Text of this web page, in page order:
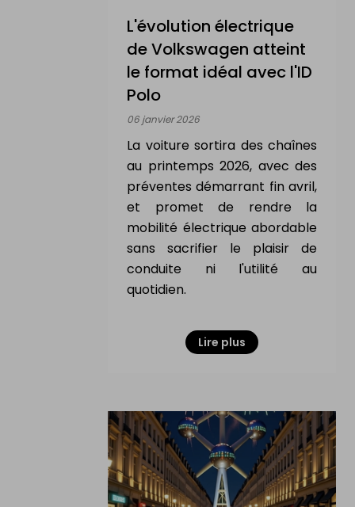
L'évolution électrique
de Volkswagen atteint
le format idéal avec l'ID
Polo
06 janvier 2026
La voiture sortira des chaînes
au printemps 2026, avec des
préventes démarrant fin avril,
et promet de rendre la
mobilité électrique abordable
sans sacrifier le plaisir de
conduite ni l'utilité au
quotidien.
Lire plus